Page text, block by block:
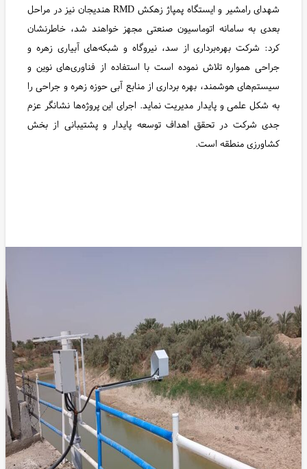
شهدای رامشیر و ایستگاه پمپاژ زهکش RMD هندیجان نیز در مراحل
بعدی به سامانه اتوماسیون صنعتی مجهز خواهند شد، خاطرنشان
کرد: شرکت بهره‌برداری از سد، نیروگاه و شبکه‌های آبیاری زهره و
جراحی همواره تلاش نموده است با استفاده از فناوری‌های نوین و
سیستم‌های هوشمند، بهره ‌برداری از منابع آبی حوزه زهره و جراحی را
به شکل علمی و پایدار مدیریت نماید. اجرای این پروژه‌ها نشانگر عزم
جدی شرکت در تحقق اهداف توسعه پایدار و پشتیبانی از بخش
کشاورزی منطقه است.